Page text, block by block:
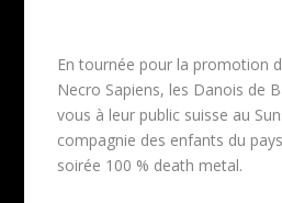
En tournée pour la promotion
Necro Sapiens, les Danois de
vous à leur public suisse au
compagnie des enfants du
soirée 100 % death metal.